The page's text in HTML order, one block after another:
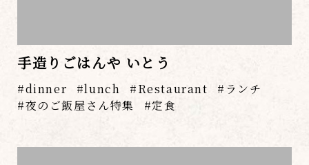
手造りごはんや いとう
dinner lunch Restaurant
ランチ
夜のご飯屋さん特集
定食